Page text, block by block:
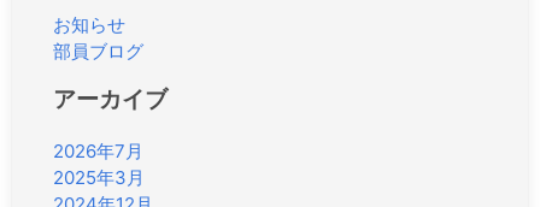
お知らせ
部員ブログ
アーカイブ
2026年7月
2025年3月